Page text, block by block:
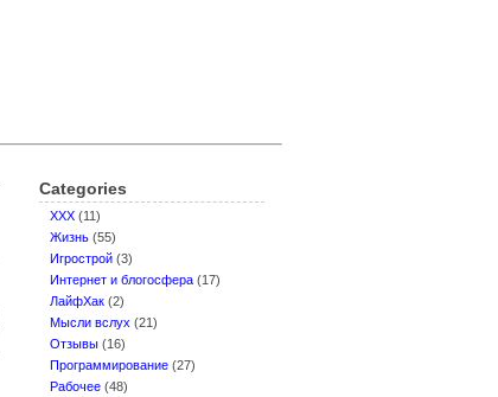
Categories
XXX (11)
Жизнь (55)
Игрострой (3)
Интернет и блогосфера (17)
ЛайфХак (2)
Мысли вслух (21)
Отзывы (16)
Программирование (27)
Рабочее (48)